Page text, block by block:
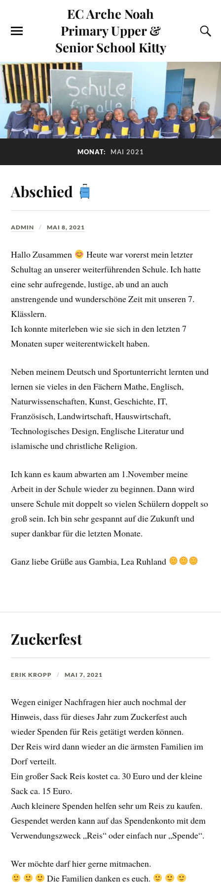
EC Arche Noah
Primary Upper &
Senior School Kitty
MONAT: MAI 2021
Abschied
ADMIN MAI 8, 2021
Hallo Zusammen
Heute war vorerst mein letzter
Schultag an unserer weiterführenden Schule. Ich hatte
eine sehr aufregende, lustige, ab und an auch
anstrengende und wunderschöne Zeit mit unseren 7.
Klässlern.
Ich konnte miterleben wie sie sich in den letzten 7
Monaten super weiterentwickelt haben.
Neben meinem Deutsch und Sportunterricht lernten und
lernen sie vieles in den Fächern Mathe, Englisch,
Naturwissenschaften, Kunst, Geschichte, IT,
Französisch, Landwirtschaft, Hauswirtschaft,
Technologisches Design, Englische Literatur und
islamische und christliche Religion.
Ich kann es kaum abwarten am 1.November meine
Arbeit in der Schule wieder zu beginnen. Dann wird
unsere Schule mit doppelt so vielen Schülern doppelt so
groß sein. Ich bin sehr gespannt auf die Zukunft und
super dankbar für die letzten Monate.
Ganz liebe Grüße aus Gambia, Lea Ruhland
Zuckerfest
ERIK KROPP MAI 7, 2021
Wegen einiger Nachfragen hier auch nochmal der
Hinweis, dass für dieses Jahr zum Zuckerfest auch
wieder Spenden für Reis getätigt werden können.
Der Reis wird dann wieder an die ärmsten Familien im
Dorf verteilt.
Ein großer Sack Reis kostet ca. 30 Euro und der kleine
Sack ca. 15 Euro.
Auch kleinere Spenden helfen sehr um Reis zu kaufen.
Gespendet werden kann auf das Spendenkonto mit dem
Verwendungszweck „Reis“ oder einfach nur „Spende“.
Wer möchte darf hier gerne mitmachen.
Die Familien danken es euch.